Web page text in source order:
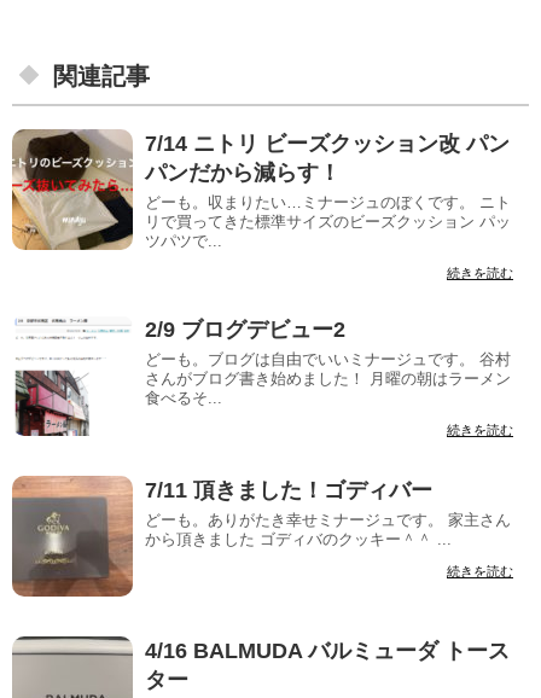
関連記事
7/14 ニトリ ビーズクッション改 パン
パンだから減らす！
どーも。収まりたい…ミナージュのぼくです。 ニト
リで買ってきた標準サイズのビーズクッション パッ
ツパツで...
続きを読む
2/9 ブログデビュー2
どーも。ブログは自由でいいミナージュです。 谷村
さんがブログ書き始めました！ 月曜の朝はラーメン
食べるそ...
続きを読む
7/11 頂きました！ゴディバー
どーも。ありがたき幸せミナージュです。 家主さん
から頂きました ゴディバのクッキー＾＾ ...
続きを読む
4/16 BALMUDA バルミューダ トース
ター